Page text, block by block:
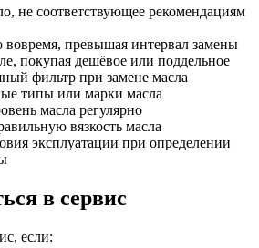
не соответствующее рекомендациям
превышая интервал замены
покупая дешёвое или поддельное
фильтр при замене масла
типы или марки масла
масла регулярно
вязкость масла
эксплуатации при определении
в сервис
если: